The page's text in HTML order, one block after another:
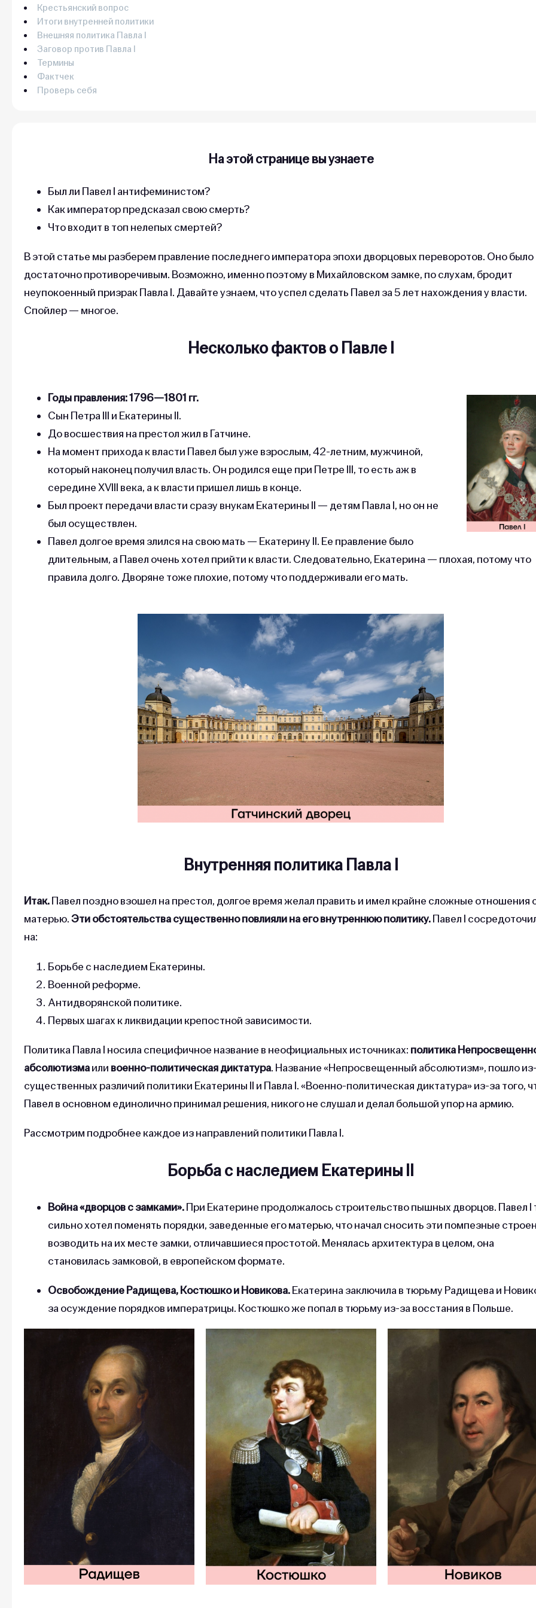
Крестьянский вопрос
Итоги внутренней политики
Внешняя политика Павла I
Заговор против Павла I
Термины
Фактчек
Проверь себя
На этой странице вы узнаете
Был ли Павел I антифеминистом?
Как император предсказал свою смерть?
Что входит в топ нелепых смертей?
В этой статье мы разберем правление последнего императора эпохи дворцовых переворотов. Оно было
достаточно противоречивым. Возможно, именно поэтому в Михайловском замке, по слухам, бродит
неупокоенный призрак Павла I. Давайте узнаем, что успел сделать Павел за 5 лет нахождения у власти.
Спойлер — многое.
Несколько фактов о Павле I
Годы правления: 1796—1801 гг.
Сын Петра III и Екатерины II.
До восшествия на престол жил в Гатчине.
На момент прихода к власти Павел был уже взрослым, 42-летним, мужчиной,
который наконец получил власть. Он родился еще при Петре III, то есть аж в
середине XVIII века, а к власти пришел лишь в конце.
Был проект передачи власти сразу внукам Екатерины II — детям Павла I, но он не
был осуществлен.
Павел долгое время злился на свою мать — Екатерину II. Ее правление было
длительным, а Павел очень хотел прийти к власти. Следовательно, Екатерина — плохая, потому что
правила долго. Дворяне тоже плохие, потому что поддерживали его мать.
Внутренняя политика Павла I
Итак.Павел поздно взошел на престол, долгое время желал править и имел крайне сложные отношения
матерью.Эти обстоятельства существенно повлияли на его внутреннюю политику.Павел I
на:
Борьбе с наследием Екатерины.
Военной реформе.
Антидворянской политике.
Первых шагах к ликвидации крепостной зависимости.
Политика Павла I носила специфичное название в неофициальных источниках: политика
абсолютизмаили военно-политическая диктатура. Название «Непросвещенный абсолютизм», пошло
существенных различий политики Екатерины II и Павла I. «Военно-политическая диктатура» из-за того,
Павел в основном единолично принимал решения, никого не слушал и делал большой упор на армию.
Рассмотрим подробнее каждое из направлений политики Павла I.
Борьба с наследием Екатерины II
Война «дворцов с замками».При Екатерине продолжалось строительство пышных дворцов. Павел I
сильно хотел поменять порядки, заведенные его матерью, что начал сносить эти помпезные
возводить на их месте замки, отличавшиеся простотой. Менялась архитектура в целом, она
становилась замковой, в европейском формате.
Освобождение Радищева, Костюшко и Новикова.Екатерина заключила в тюрьму Радищева и
за осуждение порядков императрицы. Костюшко же попал в тюрьму из-за восстания в Польше.